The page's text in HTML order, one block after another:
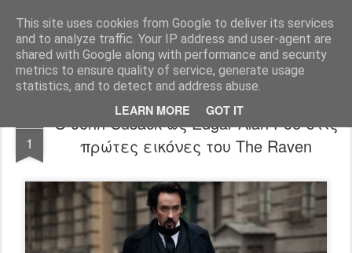
This site uses cookies from Google to deliver its services
and to analyze traffic. Your IP address and user-agent are
shared with Google along with performance and security
metrics to ensure quality of service, generate usage
statistics, and to detect and address abuse.
LEARN MORE GOT IT
FilmBoy
1
Ο John Cusack ως Edgar Alan Poe στις
πρώτες εικόνες του The Raven